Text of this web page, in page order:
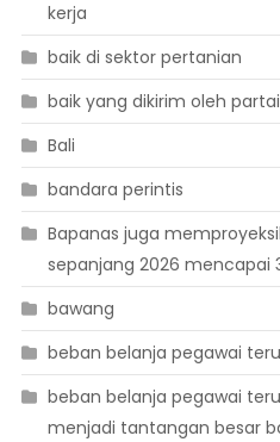
kerja
baik di sektor pertanian
baik yang dikirim oleh
Bali
bandara perintis
Bapanas juga
sepanjang 2026 mencapai
bawang
beban belanja pegawai
beban belanja pegawai
menjadi tantangan besar